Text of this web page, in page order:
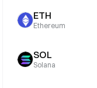
ETH
Ethereum
SOL
Solana